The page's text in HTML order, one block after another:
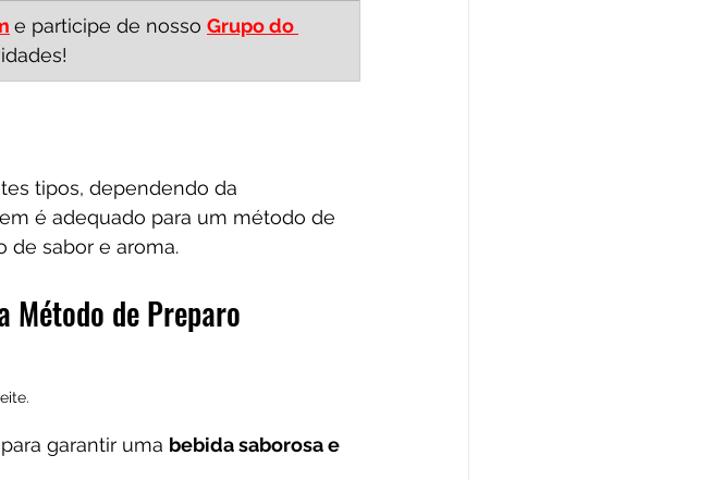
e participe de nosso Grupo do
tipos, dependendo da
é adequado para um método de
de sabor e aroma.
Método de Preparo
garantir uma bebida saborosa e